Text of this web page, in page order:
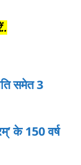
समेत 3
के 150 वर्ष